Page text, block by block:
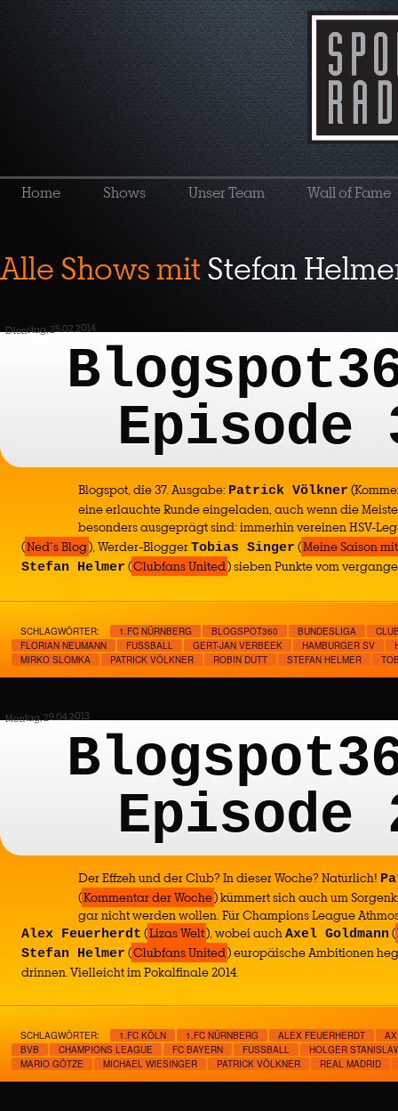
Home Shows Unser Team Wall of Fame
Alle Shows mitStefan
Dienstag, 25.02.2014
Episode
Blogspot, die 37. Ausgabe: Patrick Völkner
eine erlauchte Runde eingeladen, auch wenn die
besonders ausgeprägt sind: immerhin vereinen HSV-
(Ned´s Blog), Werder-BloggerTobias Singer (Meine Saison
Stefan Helmer (Clubfans United) sieben Punkte vom
SCHLAGWÖRTER: 1.FC NÜRNBERG BLOGSPOT360 BUNDESLIGA
FLORIAN NEUMANN
FUSSBALL GERT-JAN VERBEEK HAMBURGER SV
MIRKO SLOMKA
PATRICK VÖLKNER ROBIN DUTT STEFAN HELMER
Montag, 29.04.2013
Episode
Der Effzeh und der Club? In dieser Woche? Natürlich!
(Kommentar der Woche) kümmert sich auch um
gar nicht werden wollen. Für Champions League
Alex Feuerherdt (Lizas Welt), wobei auchAxel Goldmann (
Stefan Helmer (Clubfans United) europäische Ambitionen
drinnen. Vielleicht im Pokalfinale 2014.
SCHLAGWÖRTER: 1.FC KÖLN 1.FC NÜRNBERG ALEX FEUERHERDT
BVB
CHAMPIONS LEAGUE FC BAYERN FUSSBALL
HOLGER
MARIO GÖTZE
MICHAEL WIESINGER PATRICK VÖLKNER REAL MADRID